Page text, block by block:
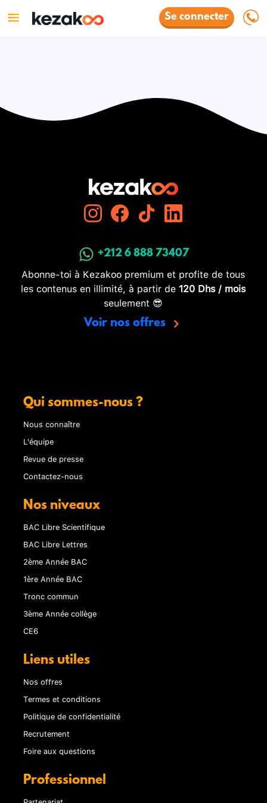
Se connecter
+212 6 888 73407
Abonne-toi à Kezakoo premium et profite de tous
les contenus en illimité, à partir de 120 Dhs / mois
seulement 😎
Voir nos offres
Qui sommes-nous ?
Nous connaître
L'équipe
Revue de presse
Contactez-nous
Nos niveaux
BAC Libre Scientifique
BAC Libre Lettres
2ème Année BAC
1ère Année BAC
Tronc commun
3ème Année collège
CE6
Liens utiles
Nos offres
Termes et conditions
Politique de confidentialité
Recrutement
Foire aux questions
Professionnel